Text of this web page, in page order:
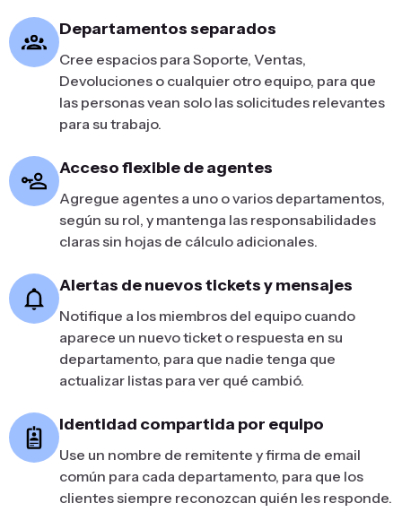
Departamentos separados
Cree espacios para Soporte, Ventas,
Devoluciones o cualquier otro equipo, para que
las personas vean solo las solicitudes relevantes
para su trabajo.
Acceso flexible de agentes
Agregue agentes a uno o varios departamentos,
según su rol, y mantenga las responsabilidades
claras sin hojas de cálculo adicionales.
Alertas de nuevos tickets y mensajes
Notifique a los miembros del equipo cuando
aparece un nuevo ticket o respuesta en su
departamento, para que nadie tenga que
actualizar listas para ver qué cambió.
Identidad compartida por equipo
Use un nombre de remitente y firma de email
común para cada departamento, para que los
clientes siempre reconozcan quién les responde.